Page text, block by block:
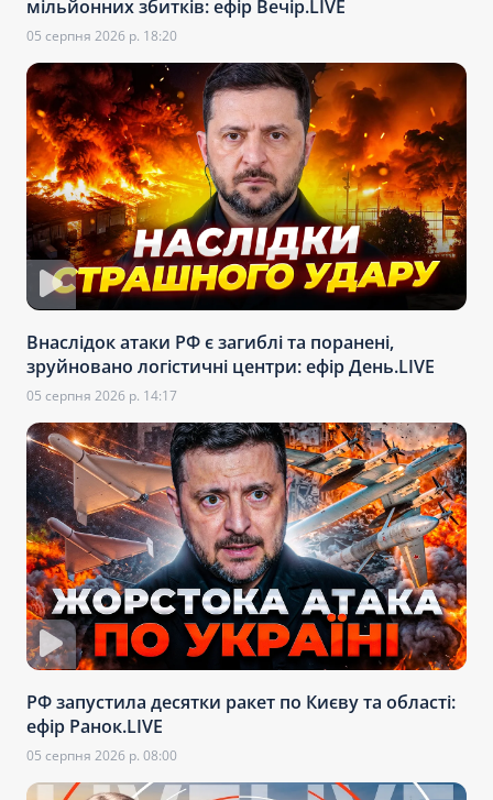
мільйонних збитків: ефір Вечір.LIVE
05 серпня 2026 р. 18:20
Внаслідок атаки РФ є загиблі та поранені,
зруйновано логістичні центри: ефір День.LIVE
05 серпня 2026 р. 14:17
РФ запустила десятки ракет по Києву та області:
ефір Ранок.LIVE
05 серпня 2026 р. 08:00